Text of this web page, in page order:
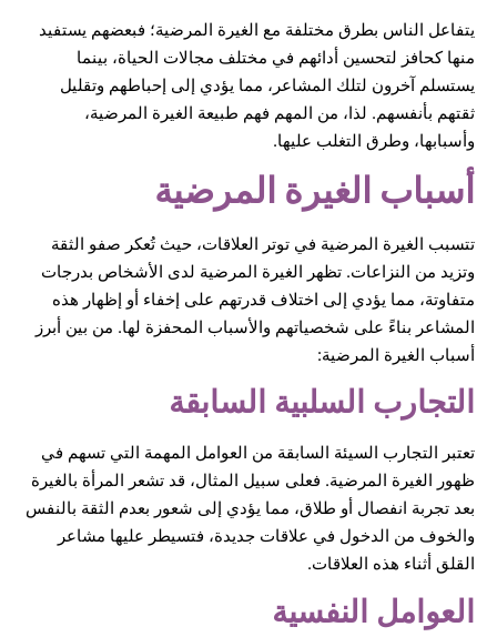
يتفاعل الناس بطرق مختلفة مع الغيرة المرضية؛ فبعضهم يستفيد
منها كحافز لتحسين أدائهم في مختلف مجالات الحياة، بينما
يستسلم آخرون لتلك المشاعر، مما يؤدي إلى إحباطهم وتقليل
ثقتهم بأنفسهم. لذا، من المهم فهم طبيعة الغيرة المرضية،
وأسبابها، وطرق التغلب عليها.
أسباب الغيرة المرضية
تتسبب الغيرة المرضية في توتر العلاقات، حيث تُعكر صفو الثقة
وتزيد من النزاعات. تظهر الغيرة المرضية لدى الأشخاص بدرجات
متفاوتة، مما يؤدي إلى اختلاف قدرتهم على إخفاء أو إظهار هذه
المشاعر بناءً على شخصياتهم والأسباب المحفزة لها. من بين أبرز
أسباب الغيرة المرضية:
التجارب السلبية السابقة
تعتبر التجارب السيئة السابقة من العوامل المهمة التي تسهم في
ظهور الغيرة المرضية. فعلى سبيل المثال، قد تشعر المرأة بالغيرة
بعد تجربة انفصال أو طلاق، مما يؤدي إلى شعور بعدم الثقة بالنفس
والخوف من الدخول في علاقات جديدة، فتسيطر عليها مشاعر
القلق أثناء هذه العلاقات.
العوامل النفسية